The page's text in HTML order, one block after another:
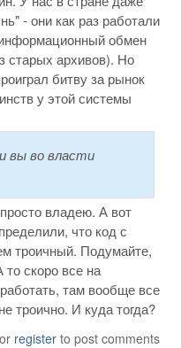
- они как раз работали
обмен
старых архивов). Но
битву за рынок
у этой системы
вы во власти
владею. А вот
что код с
троичный. Подумайте,
скоро все на
там вообще все
троично. И куда тогда?
or register to post comments